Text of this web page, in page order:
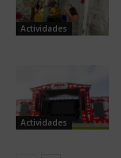
Actividades
Actividades